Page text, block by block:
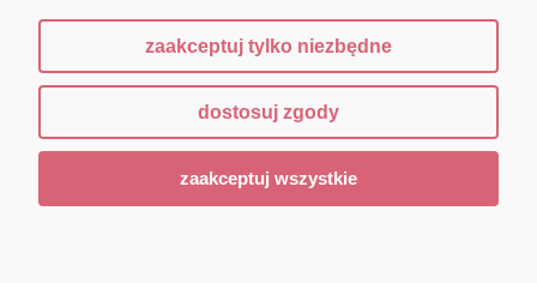
pokaż pełną wersję strony
Sklep internetowy Shoper.pl
zaakceptuj tylko niezbędne
dostosuj zgody
zaakceptuj wszystkie